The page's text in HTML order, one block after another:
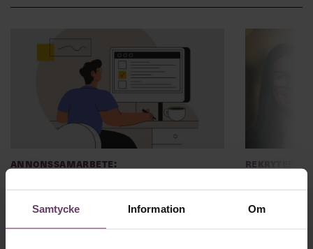
Samtycke Information Om
Annonssamarbete:
Delta i Chefbarometern 2026
Rekrytering
som inte